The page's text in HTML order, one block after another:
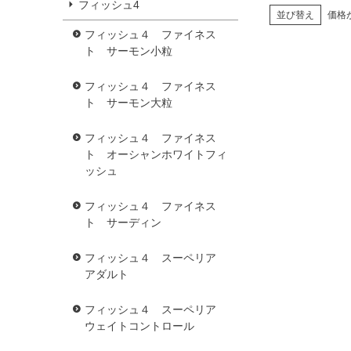
フィッシュ4
フィッシュ４ ファイネス
ト サーモン小粒
フィッシュ４ ファイネス
ト サーモン大粒
フィッシュ４ ファイネス
ト オーシャンホワイトフィ
ッシュ
フィッシュ４ ファイネス
ト サーディン
フィッシュ４ スーペリア
アダルト
フィッシュ４ スーペリア
ウェイトコントロール
並び替え 価格